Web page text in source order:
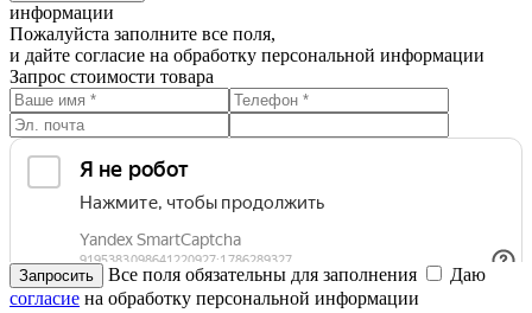
информации
Пожалуйста заполните все поля,
и дайте согласие на обработку персональной информации
Запрос стоимости товара
Все поля обязательны для заполнения
Даю
согласие на обработку персональной информации